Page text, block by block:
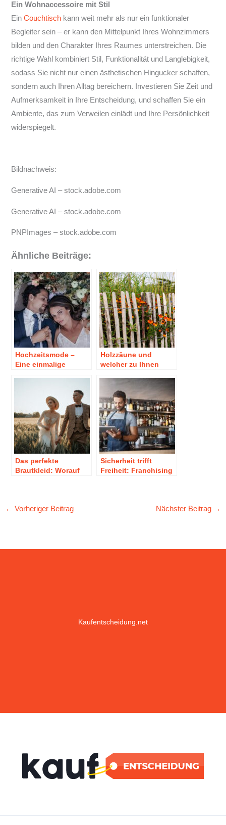
Ein Wohnaccessoire mit Stil
EinCouchtisch kann weit mehr als nur ein funktionaler
Begleiter sein – er kann den Mittelpunkt Ihres Wohnzimmers
bilden und den Charakter Ihres Raumes unterstreichen. Die
richtige Wahl kombiniert Stil, Funktionalität und Langlebigkeit,
sodass Sie nicht nur einen ästhetischen Hingucker schaffen,
sondern auch Ihren Alltag bereichern. Investieren Sie Zeit und
Aufmerksamkeit in Ihre Entscheidung, und schaffen Sie ein
Ambiente, das zum Verweilen einlädt und Ihre Persönlichkeit
widerspiegelt.
Bildnachweis:
Generative AI– stock.adobe.com
Generative AI– stock.adobe.com
PNPImages– stock.adobe.com
Ähnliche Beiträge:
Hochzeitsmode –
Eine einmalige
Holzzäune und
welcher zu Ihnen
Das perfekte
Brautkleid: Worauf
Sicherheit trifft
Freiheit: Franchising
← Vorheriger Beitrag Nächster Beitrag →
Kaufentscheidung.net